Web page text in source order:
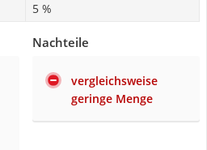
5 %
Nachteile
vergleichsweise
geringe Menge